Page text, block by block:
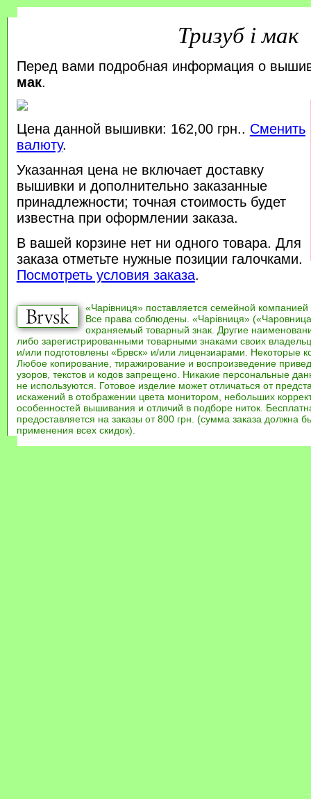
Тризуб і мак
Перед вами подробная информация о
мак.
Цена данной вышивки: 162,00 грн.. Сменить
валюту.
Указанная цена не включает доставку
вышивки и дополнительно заказанные
принадлежности; точная стоимость будет
известна при оформлении заказа.
В вашей корзине нет ни одного товара. Для
заказа отметьте нужные позиции галочками.
Посмотреть условия заказа.
«Чарівниця» поставляется семейной компанией
Все права соблюдены. «Чарівниця»
охраняемый товарный знак. Другие
либо зарегистрированными товарными знаками своих
и/или подготовлены «Брвск» и/или лицензиарами. Некоторые
Любое копирование, тиражирование и воспроизведение
узоров, текстов и кодов запрещено. Никакие персональные
не используются. Готовое изделие может отличаться от
искажений в отображении цвета монитором, небольших
особенностей вышивания и отличий в подборе ниток.
предоставляется на заказы от 800 грн. (сумма заказа должна
применения всех скидок).